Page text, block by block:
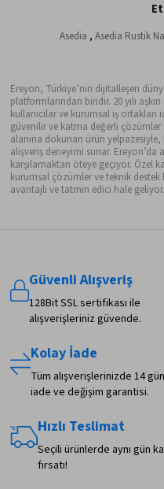
Asedia , Asedia Rustik
Ereyon, Türkiye’nin dijitalleşen
platformlarından biridir. 20 yılı
kullanıcılar ve kurumsal iş
güvenilir ve katma değerli
alanına dokunan ürün
alışveriş deneyimi sunar. Ereyon’da
karşılamaktan öteye geçiyor. Özel
kurumsal çözümler ve teknik
avantajlı ve tatmin edici hale geliyor.
Güvenli Alışveriş
128Bit SSL sertifikası ile
alışverişleriniz güvende.
Kolay İade
Tüm alışverişlerinizde 14
iade ve değişim garantisi.
Hızlı Teslimat
Seçili ürünlerde aynı gün
fırsatı!